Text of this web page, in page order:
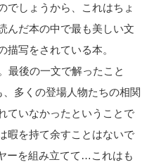
でしょうから、これはちょ
んだ本の中で最も美しい文
写をされている本。
最後の一文で解ったこと
多くの登場人物たちの相関
ていなかったということで
暇を持て余すことはないで
ーを組み立てて…これはも